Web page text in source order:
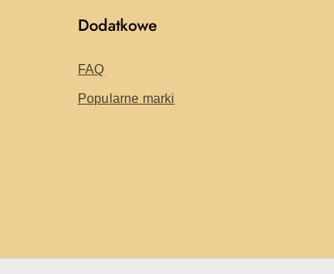
Dodatkowe
FAQ
Popularne marki